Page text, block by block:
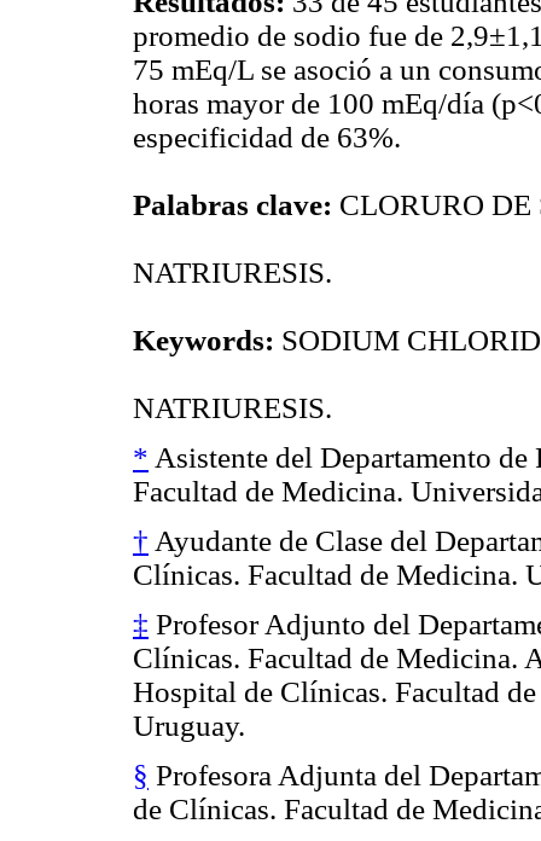
promedio de sodio fue de
75 mEq/L se asoció a un
horas mayor de 100 mEq/día
especificidad de 63%.
Palabras clave: CLORURO
NATRIURESIS.
Keywords: SODIUM
NATRIURESIS.
* Asistente del Departamento
Facultad de Medicina.
† Ayudante de Clase del
Clínicas. Facultad de Medicina.
‡ Profesor Adjunto del
Clínicas. Facultad de Medicina.
Hospital de Clínicas. Facultad
Uruguay.
§ Profesora Adjunta del
de Clínicas. Facultad de